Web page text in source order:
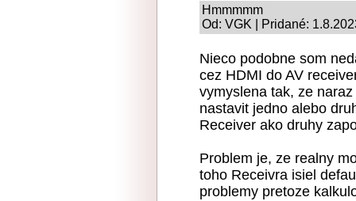
Hmmmmm
Od: VGK | Pridané:
Nieco podobne som
cez HDMI do AV
vymyslena tak, ze
nastavit jedno alebo
Receiver ako druhy
Problem je, ze realny
toho Receivra isiel
problemy pretoze